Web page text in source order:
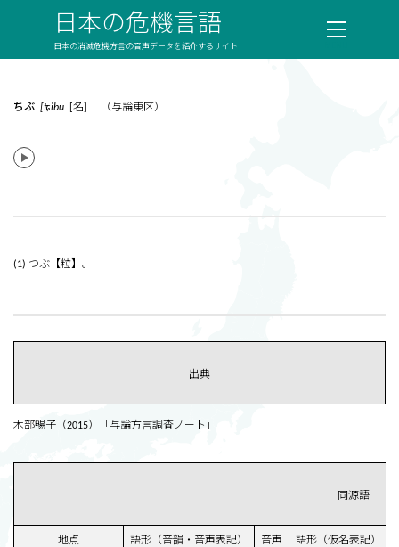
日本の危機言語
日本の消滅危機方言の音声データを紹介するサイト
ちぶ [ʨibu [名] （与論東区）
(1) つぶ【粒】。
出典
木部暢子（2015）「与論方言調査ノート」
同源語
地点 語形（音韻・音声表記） 音声 語形（仮名表記）